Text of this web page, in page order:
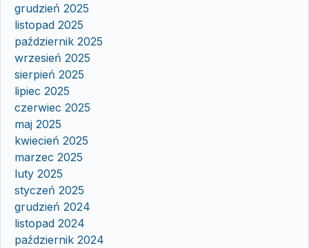
grudzień 2025
listopad 2025
październik 2025
wrzesień 2025
sierpień 2025
lipiec 2025
czerwiec 2025
maj 2025
kwiecień 2025
marzec 2025
luty 2025
styczeń 2025
grudzień 2024
listopad 2024
październik 2024